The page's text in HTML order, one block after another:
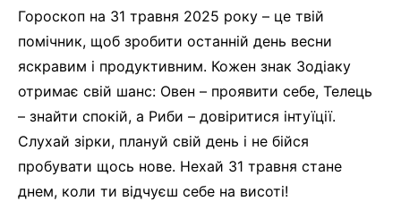
Гороскоп на 31 травня 2025 року – це твій
помічник, щоб зробити останній день весни
яскравим і продуктивним. Кожен знак Зодіаку
отримає свій шанс: Овен – проявити себе, Телець
– знайти спокій, а Риби – довіритися інтуїції.
Слухай зірки, плануй свій день і не бійся
пробувати щось нове. Нехай 31 травня стане
днем, коли ти відчуєш себе на висоті!